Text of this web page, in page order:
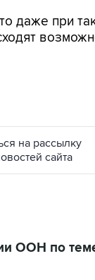
даже при
на рассылку
сайта
ООН по